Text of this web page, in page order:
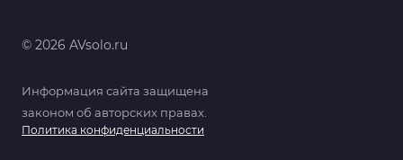
© 2026 AVsolo.ru
Информация сайта защищена
законом об авторских правах.
Политика конфиденциальности